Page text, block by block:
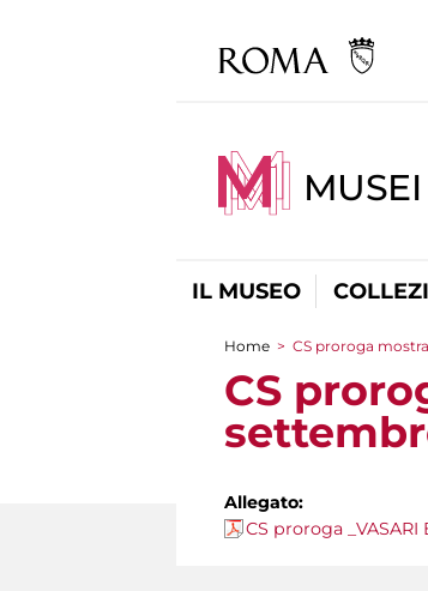
IL MUSEO
Tu sei qui
Home > CS proroga
CS
Allegato:
CS proroga